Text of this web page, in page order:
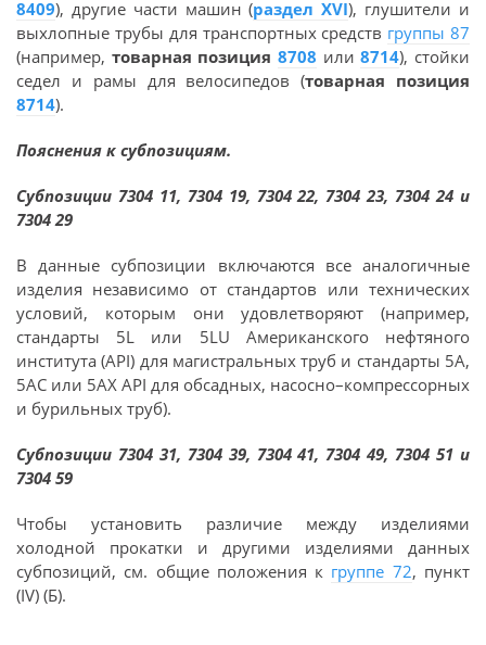
8409), другие части машин (раздел XVI), глушители и
выхлопные трубы для транспортных средств группы 87
(например, товарная позиция8708 или 8714), стойки
седел и рамы для велосипедов (товарная позиция
8714).
Пояснения к субпозициям.
Субпозиции 7304 11, 7304 19, 7304 22, 7304 23, 7304 24 и
7304 29
В данные субпозиции включаются все аналогичные
изделия независимо от стандартов или технических
условий, которым они удовлетворяют (например,
стандарты 5L или 5LU Американского нефтяного
института (API) для магистральных труб и стандарты 5A,
5AC или 5AX API для обсадных, насосно–компрессорных
и бурильных труб).
Субпозиции 7304 31, 7304 39, 7304 41, 7304 49, 7304 51 и
7304 59
Чтобы установить различие между изделиями
холодной прокатки и другими изделиями данных
субпозиций, см. общие положения к группе 72, пункт
(IV) (Б).